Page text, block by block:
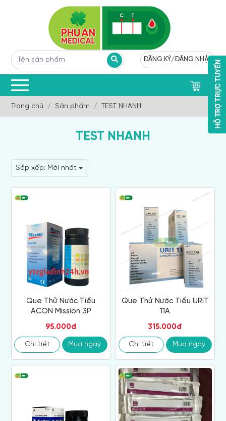
ĐĂNG KÝ/ĐĂNG NHẬP
Trang chủ Sản phẩm TEST NHANH
TEST NHANH
Sắp xếp: Mới nhất
Que Thử Nước Tiểu
ACON Mission 3P
95.000đ
Chi tiết Mua ngay
Que Thử Nước Tiểu URIT
11A
315.000đ
Chi tiết Mua ngay